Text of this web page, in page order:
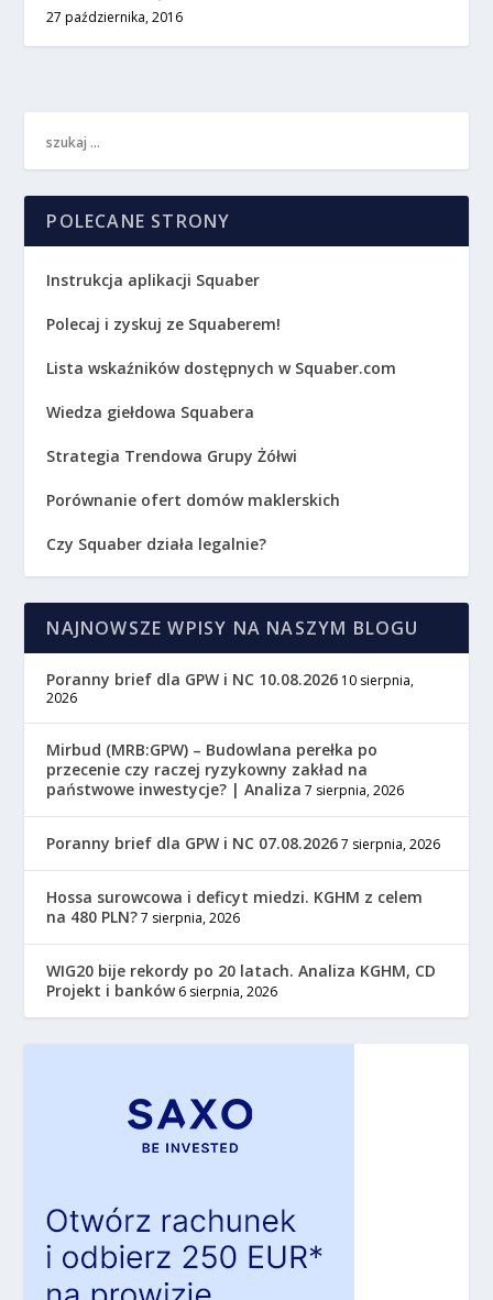
27 października, 2016
POLECANE STRONY
Instrukcja aplikacji Squaber
Polecaj i zyskuj ze Squaberem!
Lista wskaźników dostępnych w Squaber.com
Wiedza giełdowa Squabera
Strategia Trendowa Grupy Żółwi
Porównanie ofert domów maklerskich
Czy Squaber działa legalnie?
NAJNOWSZE WPISY NA NASZYM BLOGU
Poranny brief dla GPW i NC 10.08.2026 10 sierpnia,
2026
Mirbud (MRB:GPW) – Budowlana perełka po
przecenie czy raczej ryzykowny zakład na
państwowe inwestycje? | Analiza 7 sierpnia, 2026
Poranny brief dla GPW i NC 07.08.2026 7 sierpnia, 2026
Hossa surowcowa i deficyt miedzi. KGHM z celem
na 480 PLN? 7 sierpnia, 2026
WIG20 bije rekordy po 20 latach. Analiza KGHM, CD
Projekt i banków 6 sierpnia, 2026